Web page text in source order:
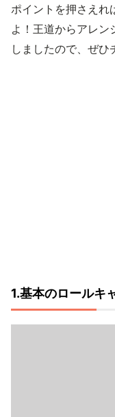
ポイントを押さえれ
よ！王道からアレン
しましたので、ぜひ
1.基本のロールキ